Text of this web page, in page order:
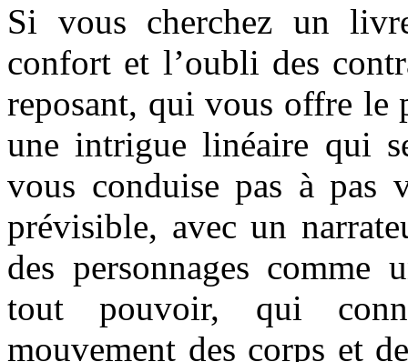
Si vous cherchez un
confort et l’oubli des
reposant, qui vous offre le
une intrigue linéaire qui
vous conduise pas à pas
prévisible, avec un
des personnages comme
tout pouvoir, qui
mouvement des corps et